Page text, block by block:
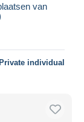
van
Private individual